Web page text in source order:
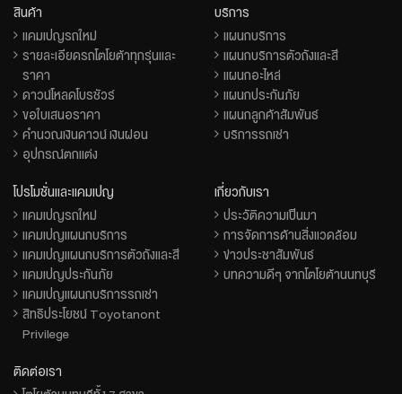
สินค้า
แคมเปญรถใหม่
รายละเอียดรถโตโยต้าทุกรุ่นและ
ราคา
ดาวน์โหลดโบรชัวร์
ขอใบเสนอราคา
คำนวณเงินดาวน์ เงินผ่อน
อุปกรณ์ตกแต่ง
บริการ
แผนกบริการ
แผนกบริการตัวถังและสี
แผนกอะไหล่
แผนกประกันภัย
แผนกลูกค้าสัมพันธ์
บริการรถเช่า
โปรโมชั่นและแคมเปญ
แคมเปญรถใหม่
แคมเปญแผนกบริการ
แคมเปญแผนกบริการตัวถังและสี
แคมเปญประกันภัย
แคมเปญแผนกบริการรถเช่า
สิทธิประโยชน์ Toyotanont
Privilege
เกี่ยวกับเรา
ประวัติความเป็นมา
การจัดการด้านสิ่งแวดล้อม
ข่าวประชาสัมพันธ์
บทความดีๆ จากโตโยต้านนทบุรี
ติดต่อเรา